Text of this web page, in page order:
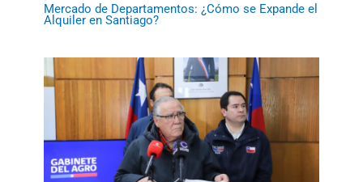
Mercado de Departamentos: ¿Cómo se Expande el
Alquiler en Santiago?